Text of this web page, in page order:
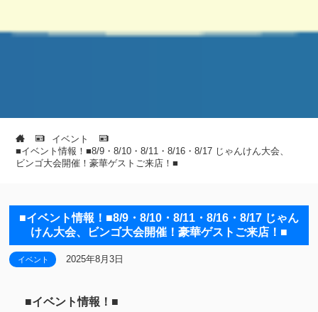
イベント
■イベント情報！■8/9・8/10・8/11・8/16・8/17 じゃんけん大会、
ビンゴ大会開催！豪華ゲストご来店！■
■イベント情報！■8/9・8/10・8/11・8/16・8/17 じゃん
けん大会、ビンゴ大会開催！豪華ゲストご来店！■
イベント 2025年8月3日
■イベント情報！■